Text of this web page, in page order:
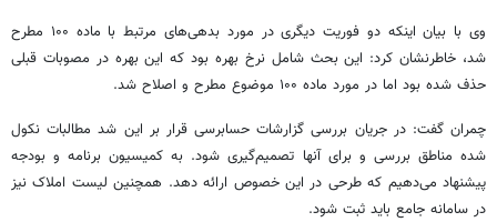
وی با بیان اینکه دو فوریت دیگری در مورد بدهی‌های مرتبط با ماده ۱۰۰ مطرح
شد، خاطرنشان کرد: این بحث شامل نرخ بهره بود که این بهره در مصوبات قبلی
حذف شده بود اما در مورد ماده ۱۰۰ موضوع مطرح و اصلاح شد.
چمران گفت: در جریان بررسی گزارشات حسابرسی قرار بر این شد مطالبات نکول
شده مناطق بررسی و برای آنها تصمیم‌گیری شود. به کمیسیون برنامه و بودجه
پیشنهاد می‌دهیم که طرحی در این خصوص ارائه دهد. همچنین لیست املاک نیز
در سامانه جامع باید ثبت شود.